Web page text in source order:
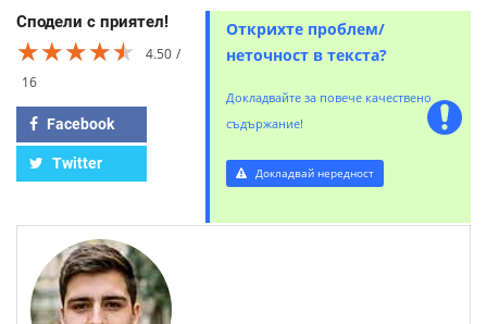
Сподели с приятел!
★★★★★
★★★★★
★★★★★
4.50
16
Facebook
Twitter
Открихте проблем/
неточност в текста?
Докладвайте за повече качествено
съдържание!
Докладвай нередност